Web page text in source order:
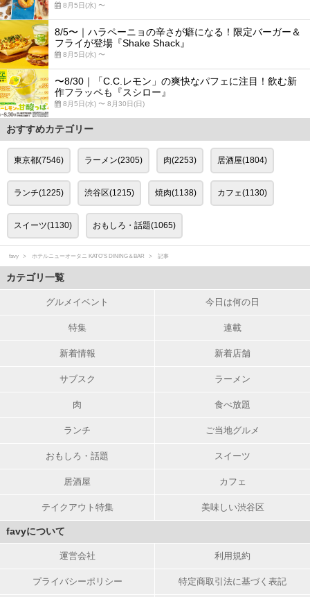
8月5日(水) 〜
8/5〜｜ハラペーニョの辛さが癖になる！限定バーガー＆
フライが登場『Shake Shack』
8月5日(水) 〜
〜8/30｜「C.C.レモン」の爽快なパフェに注目！飲む新
作フラッペも『スシロー』
8月5日(水) 〜 8月30日(日)
おすすめカテゴリー
東京都(7546) ラーメン(2305) 肉(2253) 居酒屋(1804)
ランチ(1225) 渋谷区(1215) 焼肉(1138) カフェ(1130)
スイーツ(1130) おもしろ・話題(1065)
favy ホテルニューオータニ KATO’S DINING＆BAR 記事
カテゴリ一覧
グルメイベント 今日は何の日
特集 連載
新着情報 新着店舗
サブスク ラーメン
肉 食べ放題
ランチ ご当地グルメ
おもしろ・話題 スイーツ
居酒屋 カフェ
テイクアウト特集 美味しい渋谷区
favyについて
運営会社 利用規約
プライバシーポリシー 特定商取引法に基づく表記